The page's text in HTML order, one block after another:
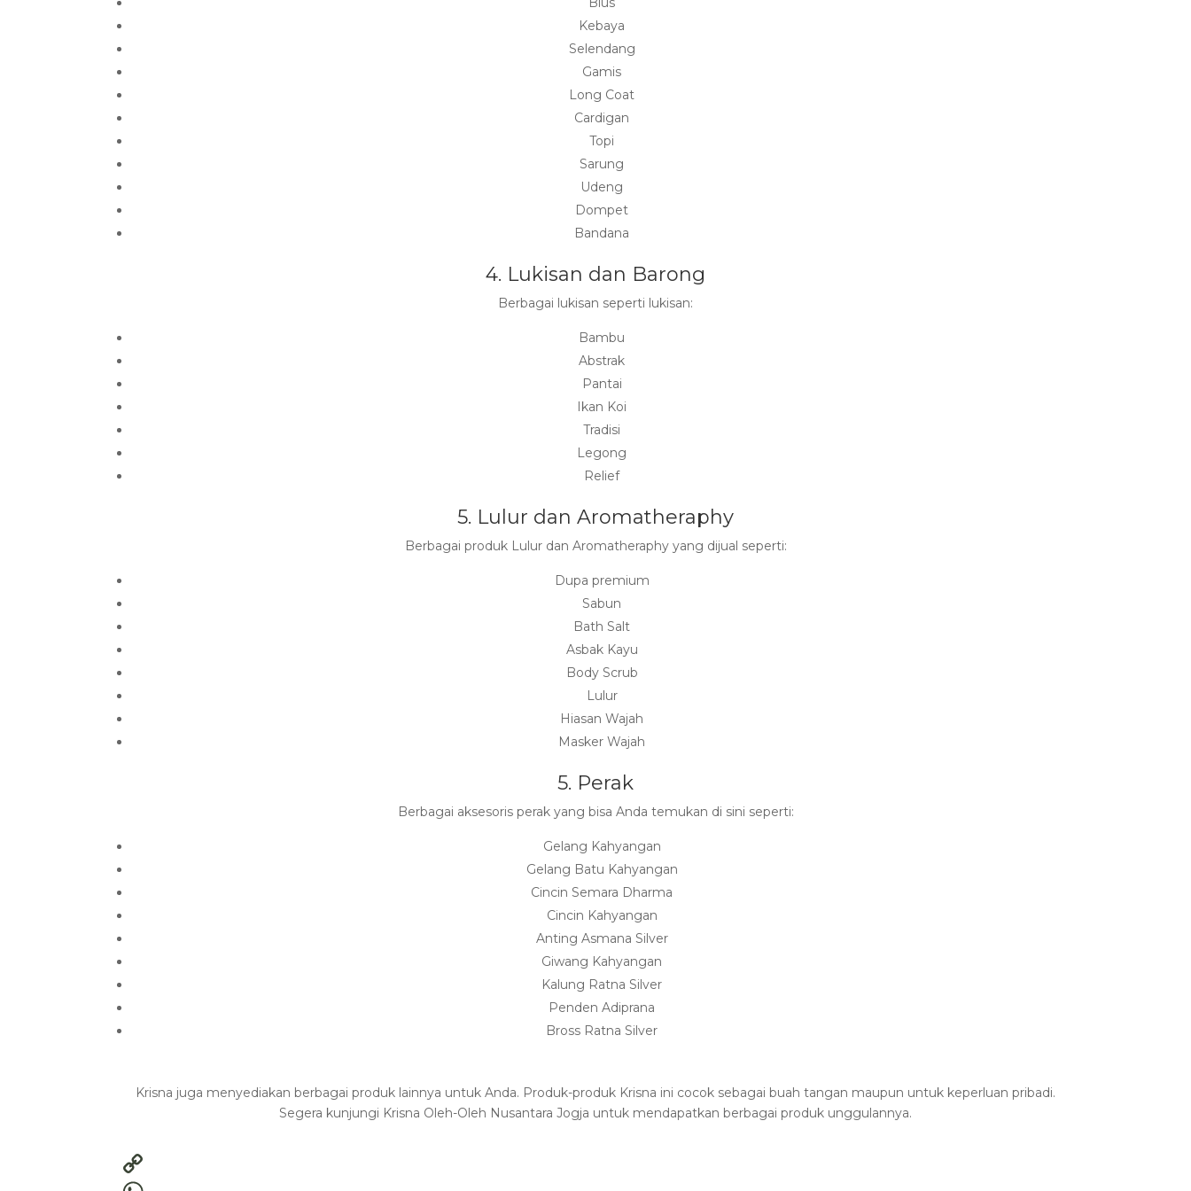
Kebaya
Selendang
Gamis
Long Coat
Cardigan
Topi
Sarung
Udeng
Dompet
Bandana
4. Lukisan dan Barong
Berbagai lukisan seperti lukisan:
Bambu
Abstrak
Pantai
Ikan Koi
Tradisi
Legong
Relief
5. Lulur dan Aromatheraphy
Berbagai produk Lulur dan Aromatheraphy yang dijual seperti:
Dupa premium
Sabun
Bath Salt
Asbak Kayu
Body Scrub
Lulur
Hiasan Wajah
Masker Wajah
5. Perak
Berbagai aksesoris perak yang bisa Anda temukan di sini seperti:
Gelang Kahyangan
Gelang Batu Kahyangan
Cincin Semara Dharma
Cincin Kahyangan
Anting Asmana Silver
Giwang Kahyangan
Kalung Ratna Silver
Penden Adiprana
Bross Ratna Silver
Krisna juga menyediakan berbagai produk lainnya untuk Anda. Produk-produk Krisna ini cocok sebagai buah tangan maupun untuk keperluan pribadi.
Segera kunjungi Krisna Oleh-Oleh Nusantara Jogja untuk mendapatkan berbagai produk unggulannya.